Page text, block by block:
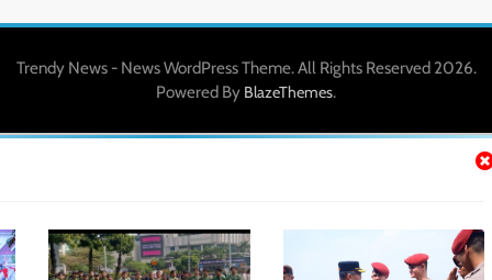
Trendy News - News WordPress Theme. All Rights Reserved 2026.
Powered By BlazeThemes.